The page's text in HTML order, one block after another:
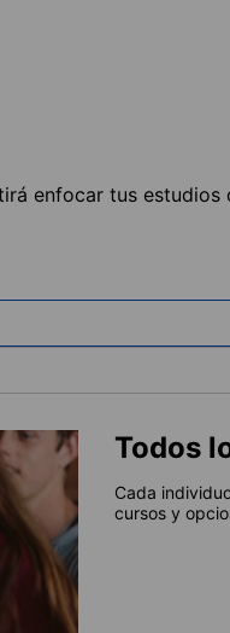
enfocar tus
Todos
Cada
cursos y